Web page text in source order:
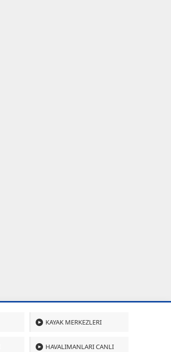
KAYAK MERKEZLERI
HAVALIMANLARI CANLI